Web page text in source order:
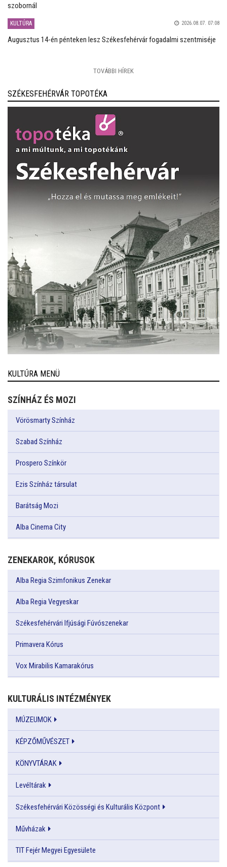
szobornál
KULTÚRA 2026.08.07. 07:08
Augusztus 14-én pénteken lesz Székesfehérvár fogadalmi szentmiséje
TOVÁBBI HÍREK
SZÉKESFEHÉRVÁR TOPOTÉKA
KULTÚRA MENÜ
SZÍNHÁZ ÉS MOZI
Vörösmarty Színház
Szabad Színház
Prospero Színkör
Ezis Színház társulat
Barátság Mozi
Alba Cinema City
ZENEKAROK, KÓRUSOK
Alba Regia Szimfonikus Zenekar
Alba Regia Vegyeskar
Székesfehérvári Ifjúsági Fúvószenekar
Primavera Kórus
Vox Mirabilis Kamarakórus
KULTURÁLIS INTÉZMÉNYEK
MÚZEUMOK
KÉPZŐMŰVÉSZET
KÖNYVTÁRAK
Levéltárak
Székesfehérvári Közösségi és Kulturális Központ
Művházak
TIT Fejér Megyei Egyesülete